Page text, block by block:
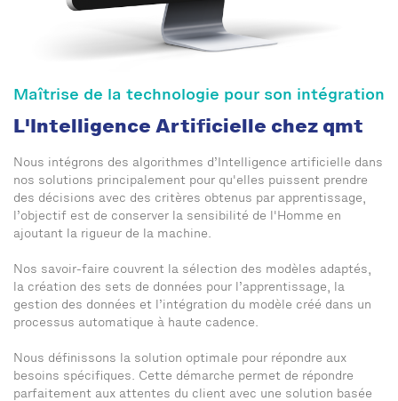
Maîtrise de la technologie pour son intégration
L'Intelligence Artificielle chez qmt
Nous intégrons des algorithmes d’Intelligence artificielle dans
nos solutions principalement pour qu'elles puissent prendre
des décisions avec des critères obtenus par apprentissage,
l’objectif est de conserver la sensibilité de l'Homme en
ajoutant la rigueur de la machine.
Nos savoir-faire couvrent la sélection des modèles adaptés,
la création des sets de données pour l’apprentissage, la
gestion des données et l’intégration du modèle créé dans un
processus automatique à haute cadence.
Nous définissons la solution optimale pour répondre aux
besoins spécifiques. Cette démarche permet de répondre
parfaitement aux attentes du client avec une solution basée